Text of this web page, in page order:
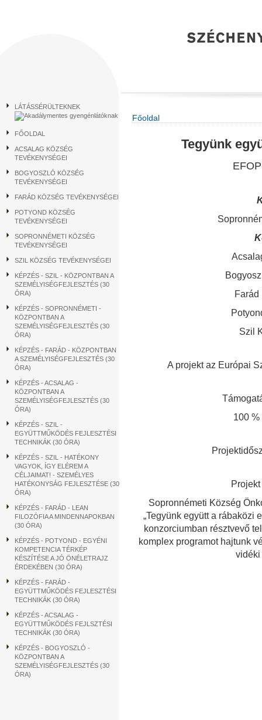
LÁTÁSSÉRÜLTEKNEK
FŐOLDAL
ACSALAG KÖZSÉG
TEVÉKENYSÉGEI
BOGYOSZLÓ KÖZSÉG
TEVÉKENYSÉGEI
FARÁD KÖZSÉG TEVÉKENYSÉGEI
POTYOND KÖZSÉG
TEVÉKENYSÉGEI
SOPRONNÉMETI KÖZSÉG
TEVÉKENYSÉGEI
SZIL KÖZSÉG TEVÉKENYSÉGEI
KÉPZÉS - SZIL - KÖZPONTBAN A
SZEMÉLYISÉGFEJLESZTÉS (30
ÓRA)
KÉPZÉS - SOPRONNÉMETI -
KÖZPONTBAN A
SZEMÉLYISÉGFEJLESZTÉS (30
ÓRA)
KÉPZÉS - FARÁD - KÖZPONTBAN
A SZEMÉLYISÉGFEJLESZTÉS (30
ÓRA)
KÉPZÉS - ACSALAG -
KÖZPONTBAN A
SZEMÉLYISÉGFEJLESZTÉS (30
ÓRA)
KÉPZÉS - SZIL -
EGYÜTTMŰKÖDÉS FEJLESZTÉSI
TECHNIKÁK (30 ÓRA)
KÉPZÉS - SZIL - HATÉKONY
VAGYOK, ÍGY ELÉREM A
CÉLJAIMAT! - SZEMÉLYES
HATÉKONYSÁG FEJLESZTÉSE (30
ÓRA)
KÉPZÉS - FARÁD - LEAN
FILOZÓFIA A MINDENNAPOKBAN
(30 ÓRA)
KÉPZÉS - POTYOND - EGYÉNI
KOMPETENCIA TÉRKÉP
KÉSZÍTÉSE A JÓ ÖNÉLETRAJZ
ÉRDEKÉBEN (30 ÓRA)
KÉPZÉS - FARÁD -
EGYÜTTMŰKÖDÉS FEJLESZTÉSI
TECHNIKÁK (30 ÓRA)
KÉPZÉS - ACSALAG -
EGYÜTTMŰKÖDÉS FEJLSZTÉSI
TECHNIKÁK (30 ÓRA)
KÉPZÉS - BOGYOSZLÓ -
KÖZPONTBAN A
SZEMÉLYISÉGFEJLESZTÉS (30
ÓRA)
Főoldal
Tegyünk
Farád
Szil
A projekt az Európai
100
Sopronnémeti Község
„Tegyünk együtt a rábaközi
konzorciumban résztvevő
komplex programot hajtunk
vidéki